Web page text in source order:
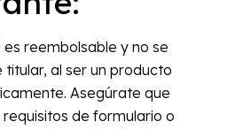
reembolsable y no se
al ser un producto
Asegúrate que
de formulario o